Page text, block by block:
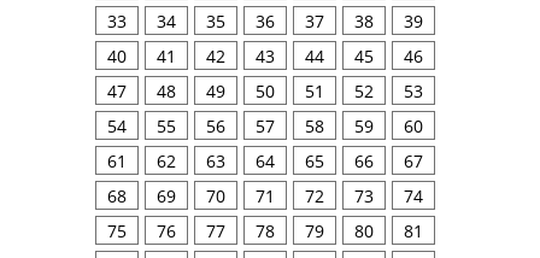
33
34 35 36 37 38
39
40
41 42 43 44 45
46
47
48 49 50 51 52
53
54
55 56 57 58 59
60
61
62 63 64 65 66
67
68
69 70 71 72 73
74
75
76 77 78 79 80
81